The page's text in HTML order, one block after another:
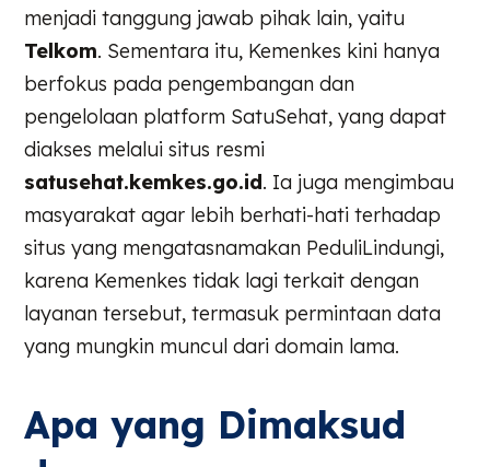
menjadi tanggung jawab pihak lain, yaitu
Telkom. Sementara itu, Kemenkes kini hanya
berfokus pada pengembangan dan
pengelolaan platform SatuSehat, yang dapat
diakses melalui situs resmi
satusehat.kemkes.go.id. Ia juga mengimbau
masyarakat agar lebih berhati-hati terhadap
situs yang mengatasnamakan PeduliLindungi,
karena Kemenkes tidak lagi terkait dengan
layanan tersebut, termasuk permintaan data
yang mungkin muncul dari domain lama.
Apa yang Dimaksud